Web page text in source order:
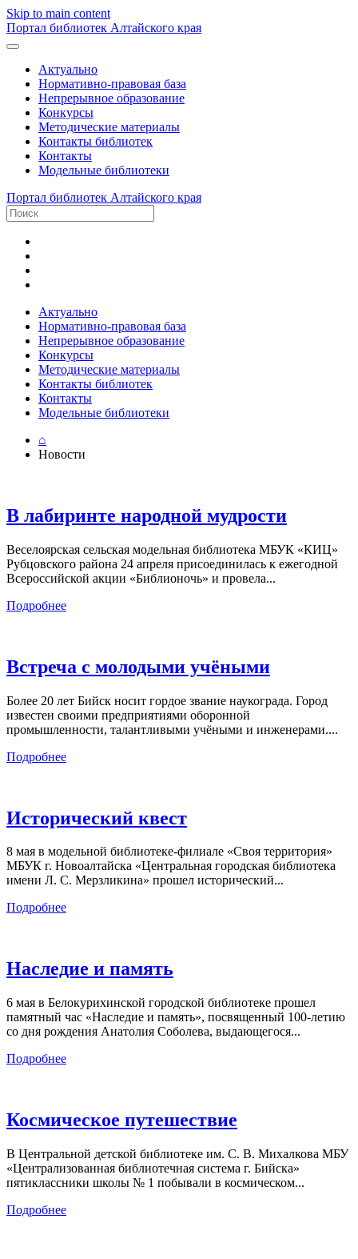
Skip to main content
Портал библиотек Алтайского края
Актуально
Нормативно-правовая база
Непрерывное образование
Конкурсы
Методические материалы
Контакты библиотек
Контакты
Модельные библиотеки
Портал библиотек Алтайского края
Актуально
Нормативно-правовая база
Непрерывное образование
Конкурсы
Методические материалы
Контакты библиотек
Контакты
Модельные библиотеки
⌂
Новости
В лабиринте народной мудрости
Веселоярская сельская модельная библиотека МБУК «КИЦ»
Рубцовского района 24 апреля присоединилась к ежегодной
Всероссийской акции «Библионочь» и провела...
Подробнее
Встреча с молодыми учёными
Более 20 лет Бийск носит гордое звание наукограда. Город
известен своими предприятиями оборонной
промышленности, талантливыми учёными и инженерами....
Подробнее
Исторический квест
8 мая в модельной библиотеке-филиале «Своя территория»
МБУК г. Новоалтайска «Центральная городская библиотека
имени Л. С. Мерзликина» прошел исторический...
Подробнее
Наследие и память
6 мая в Белокурихинской городской библиотеке прошел
памятный час «Наследие и память», посвященный 100-летию
со дня рождения Анатолия Соболева, выдающегося...
Подробнее
Космическое путешествие
В Центральной детской библиотеке им. С. В. Михалкова МБУ
«Централизованная библиотечная система г. Бийска»
пятиклассники школы № 1 побывали в космическом...
Подробнее